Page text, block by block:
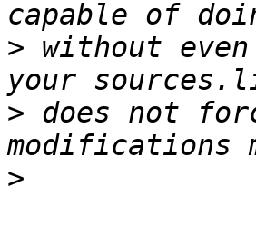
> without
> does not
>